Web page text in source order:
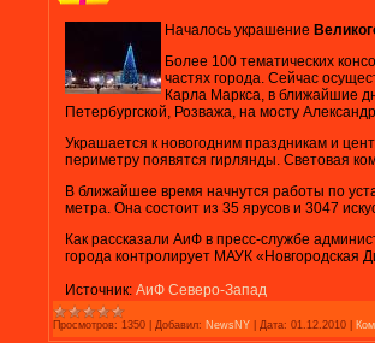
Началось украшение
Более 100 тематических
частях города. Сейчас
Карла Маркса, в ближайшие
Петербургской, Розважа, на мосту
Украшается к новогодним праздникам и
периметру появятся гирлянды. Световая
В ближайшее время начнутся работы по
метра. Она состоит из 35 ярусов и 3047
Как рассказали АиФ в пресс-службе
города контролирует МАУК «Новгородская
Источник: АиФ Северо-Запад
Просмотров: 1350 Добавил: NewsNY Дата: 01.12.2010